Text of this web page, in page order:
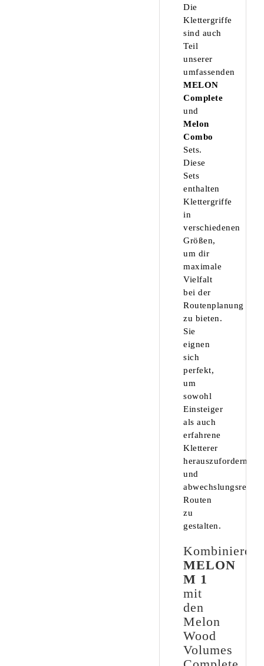
Die
Klettergriffe
sind auch
Teil
unserer
umfassenden
MELON
Complete
und
Melon
Combo
Sets.
Diese
Sets
enthalten
Klettergriffe
in
verschiedenen
Größen,
um dir
maximale
Vielfalt
bei der
Routenplanung
zu bieten.
Sie
eignen
sich
perfekt,
um
sowohl
Einsteiger
als auch
erfahrene
Kletterer
herauszufordern
und
abwechslungsreiche
Routen
zu
gestalten.
Kombiniere
MELON
M 1
mit
den
Melon
Wood
Volumes